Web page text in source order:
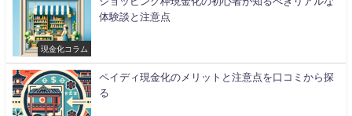
現金化コラム
体験談と注意点
ペイディ現金化のメリットと注意点を口コミから探
る